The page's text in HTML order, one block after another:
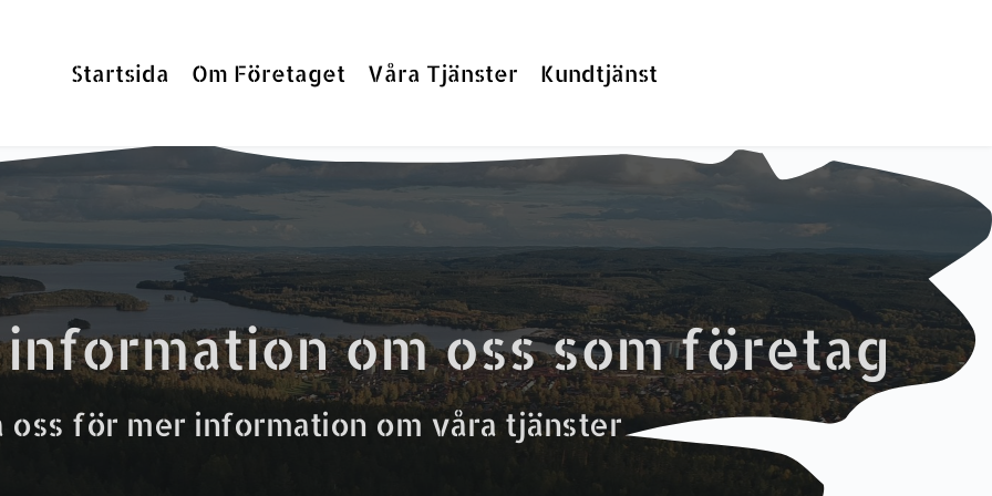
Startsida Om Företaget Våra Tjänster Kundtjänst
om oss som företag
oss för mer information om våra tjänster